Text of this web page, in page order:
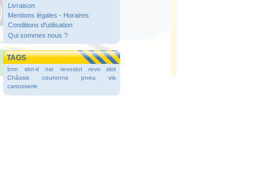
Livraison
Mentions légales - Horaires
Conditions d'utilisation
Qui sommes nous ?
TAGS
brm slot-it nsr revoslot
revo slot
Châssis
couronne pneu
vis
carrosserie